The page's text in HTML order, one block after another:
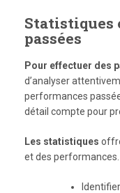
Statistiques
passées
Pour effectuer des
d’analyser
performances
détail compte pour
Les statistiques
et des